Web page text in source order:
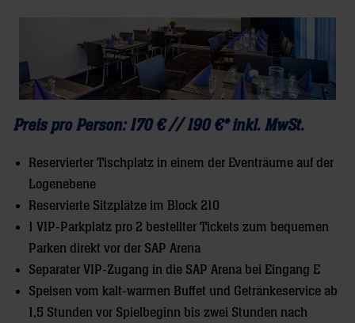
Preis pro Person: 170 € // 190 €* inkl. MwSt.
Reservierter Tischplatz in einem der Eventräume auf der
Logenebene
Reservierte Sitzplätze im Block 210
1 VIP-Parkplatz pro 2 bestellter Tickets zum bequemen
Parken direkt vor der SAP Arena
Separater VIP-Zugang in die SAP Arena bei Eingang E
Speisen vom kalt-warmen Buffet und Getränkeservice ab
1,5 Stunden vor Spielbeginn bis zwei Stunden nach